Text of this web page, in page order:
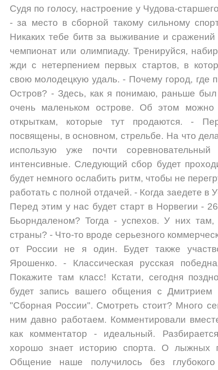
Судя по голосу, настроение у Чудова-
- за место в сборной такому сильному
Никаких тебе битв за выживание и сражений
чемпионат или олимпиаду. Тренируйся,
жди с нетерпением первых стартов, в
свою молодецкую удаль. - Почему город, где
Остров? - Здесь, как я понимаю, раньше
очень маленьком острове. Об этом
открыткам, которые тут продаются. -
посвящены, в основном, стрельбе. На что
использую уже почти
интенсивные. Следующий сбор будет
будет немного ослабить ритм, чтобы не
работать с полной отдачей. - Когда заедете
Перед этим у нас будет старт в Норвегии -
Бьорндаленом? Тогда - успехов. У них
страны? - Что-то вроде серьезного
от России не я один. Будет также
Ярошенко. - Классическая русская
Покажите там класс! Кстати, сегодня
будет запись вашего общения с Дмитрием
"Сборная России". Смотреть стоит? Много
ним давно работаем. Комментировали
как комментатор - идеальный.
хорошо знает историю спорта. О лыжных
Общение наше получилось без